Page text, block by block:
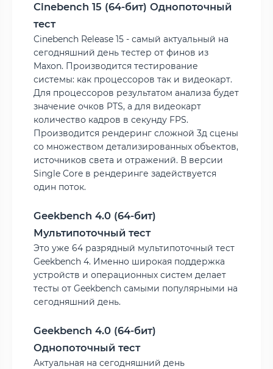
Cinebench 15 (64-бит) Однопоточный
тест
Cinebench Release 15 - самый актуальный на
сегодняшний день тестер от финов из
Maxon. Производится тестирование
системы: как процессоров так и видеокарт.
Для процессоров результатом анализа будет
значение очков PTS, а для видеокарт
количество кадров в секунду FPS.
Производится рендеринг сложной 3д сцены
со множеством детализированных объектов,
источников света и отражений. В версии
Single Core в рендеринге задействуется
один поток.
Geekbench 4.0 (64-бит)
Мультипоточный тест
Это уже 64 разрядный мультипоточный тест
Geekbench 4. Именно широкая поддержка
устройств и операционных систем делает
тесты от Geekbench самыми популярными на
сегодняшний день.
Geekbench 4.0 (64-бит)
Однопоточный тест
Актуальная на сегодняшний день